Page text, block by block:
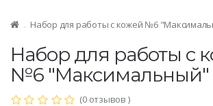
Набор для работы с кожей №6
Набор для работы с
№6 "Максимальный"
(0 отзывов )